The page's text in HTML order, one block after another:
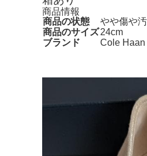
商品情報
商品の状態
やや傷や
商品のサイズ24cm
ブランド
Cole Haan